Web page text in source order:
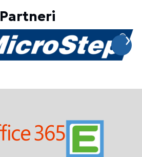
Partneri